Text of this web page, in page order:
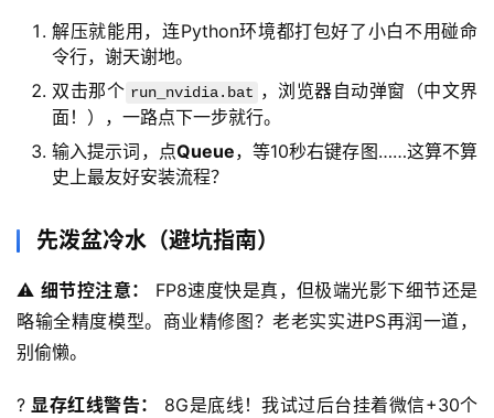
解压就能用，连Python环境都打包好了小白不用碰命
令行，谢天谢地。
双击那个 run_nvidia.bat ，浏览器自动弹窗（中文界
面！），一路点下一步就行。
输入提示词，点Queue，等10秒右键存图……这算不算
史上最友好安装流程？
先泼盆冷水（避坑指南）
⚠️ 细节控注意：
FP8速度快是真，但极端光影下细节还是
略输全精度模型。商业精修图？老老实实进PS再润一道，
别偷懒。
? 显存红线警告：
8G是底线！我试过后台挂着微信+30个